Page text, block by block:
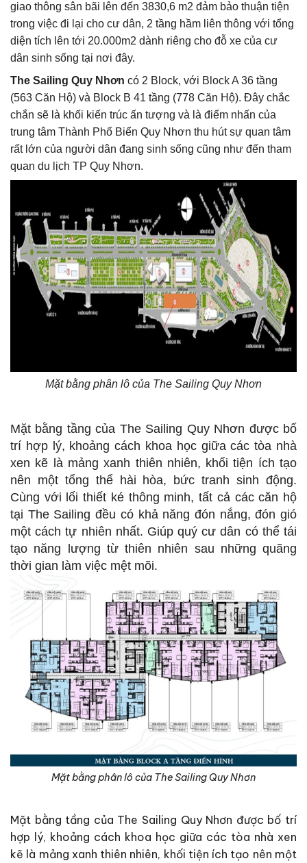
giao thông sân bãi lên đến 3830,6 m2 đảm bảo thuận tiện
trong việc đi lại cho cư dân, 2 tầng hầm liên thông với tổng
diện tích lên tới 20.000m2 dành riêng cho đỗ xe của cư
dân sinh sống tại nơi đây.
The Sailing Quy Nhơn có 2 Block, với Block A 36 tầng
(563 Căn Hộ) và Block B 41 tầng (778 Căn Hộ). Đây chắc
chắn sẽ là khối kiến trúc ấn tượng và là điểm nhấn của
trung tâm Thành Phố Biển Quy Nhơn thu hút sự quan tâm
rất lớn của người dân đang sinh sống cũng như đến tham
quan du lịch TP Quy Nhơn.
Mặt bằng phân lô của The Sailing Quy Nhơn
Mặt bằng tầng của The Sailing Quy Nhơn được bố
trí hợp lý, khoảng cách khoa học giữa các tòa nhà
xen kẽ là mảng xanh thiên nhiên, khối tiện ích tạo
nên một tổng thể hài hòa, bức tranh sinh động.
Cùng với lối thiết ké thông minh, tất cả các căn hộ
tại The Sailing đều có khả năng đón nắng, đón gió
một cách tự nhiên nhất. Giúp quý cư dân có thể tái
tạo năng lượng từ thiên nhiên sau những quãng
thời gian làm việc mệt mõi.
Mặt bằng phân lô của The Sailing Quy Nhơn
Mặt bằng tầng của The Sailing Quy Nhơn được bố trí
hợp lý, khoảng cách khoa học giữa các tòa nhà xen
kẽ là mảng xanh thiên nhiên, khối tiện ích tạo nên một